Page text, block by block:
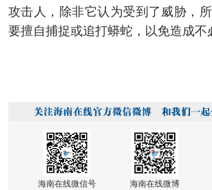
攻击人，除非它认为受到了威胁，
要擅自捕捉或追打蟒蛇，以免造成不
海南在线微信号 海南在线微博